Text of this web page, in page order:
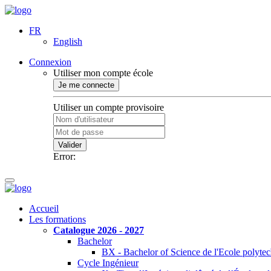
FR
English
Connexion
Utiliser mon compte école
Je me connecte
Utiliser un compte provisoire
Valider
Error:
Accueil
Les formations
Catalogue 2026 - 2027
Bachelor
BX - Bachelor of Science de l'Ecole
Cycle Ingénieur